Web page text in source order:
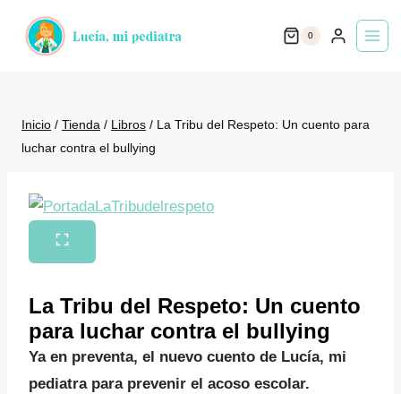
0
Inicio / Tienda / Libros / La Tribu del Respeto: Un cuento para
luchar contra el bullying
La Tribu del Respeto: Un cuento
para luchar contra el bullying
Ya en preventa, el nuevo cuento de Lucía, mi
pediatra para prevenir el acoso escolar.